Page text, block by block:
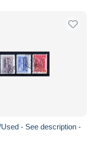
- See description -